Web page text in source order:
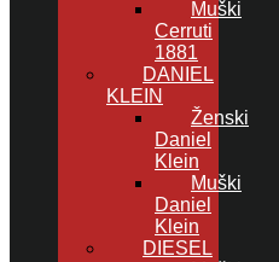
Muški
Cerruti
1881
DANIEL
KLEIN
Ženski
Daniel
Klein
Muški
Daniel
Klein
DIESEL